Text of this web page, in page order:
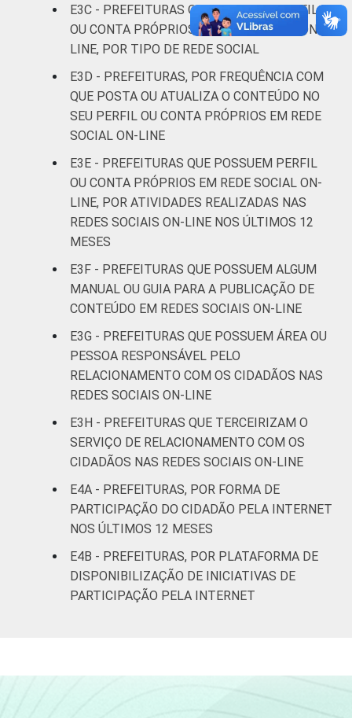
E3C - PREFEITURAS QUE POSSUEM PERFIL
OU CONTA PRÓPRIOS EM REDE SOCIAL ON-
LINE, POR TIPO DE REDE SOCIAL
E3D - PREFEITURAS, POR FREQUÊNCIA COM
QUE POSTA OU ATUALIZA O CONTEÚDO NO
SEU PERFIL OU CONTA PRÓPRIOS EM REDE
SOCIAL ON-LINE
E3E - PREFEITURAS QUE POSSUEM PERFIL
OU CONTA PRÓPRIOS EM REDE SOCIAL ON-
LINE, POR ATIVIDADES REALIZADAS NAS
REDES SOCIAIS ON-LINE NOS ÚLTIMOS 12
MESES
E3F - PREFEITURAS QUE POSSUEM ALGUM
MANUAL OU GUIA PARA A PUBLICAÇÃO DE
CONTEÚDO EM REDES SOCIAIS ON-LINE
E3G - PREFEITURAS QUE POSSUEM ÁREA OU
PESSOA RESPONSÁVEL PELO
RELACIONAMENTO COM OS CIDADÃOS NAS
REDES SOCIAIS ON-LINE
E3H - PREFEITURAS QUE TERCEIRIZAM O
SERVIÇO DE RELACIONAMENTO COM OS
CIDADÃOS NAS REDES SOCIAIS ON-LINE
E4A - PREFEITURAS, POR FORMA DE
PARTICIPAÇÃO DO CIDADÃO PELA INTERNET
NOS ÚLTIMOS 12 MESES
E4B - PREFEITURAS, POR PLATAFORMA DE
DISPONIBILIZAÇÃO DE INICIATIVAS DE
PARTICIPAÇÃO PELA INTERNET